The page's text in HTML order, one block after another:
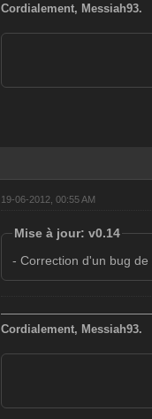
- setArmor: Fixer
Valeurs: <armure>
- setCash: Fixer le
- setSpeed: Fixer
- godPlayer:
Cordialement, Messiah93.
19-06-2012, 00:55 AM
Mise à jour: v0.14
- Correction d'un bug de
Cordialement, Messiah93.